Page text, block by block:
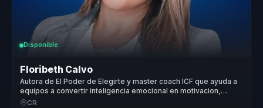
Disponible
Floribeth Calvo
Autora de El Poder de Elegirte y master coach ICF que ayuda a
equipos a convertir inteligencia emocional en motivacion,
productividad y liderazgo consciente.
CR